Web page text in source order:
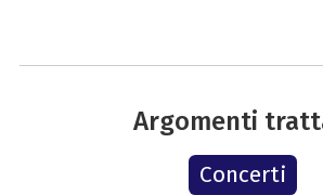
Argomenti
Concerti